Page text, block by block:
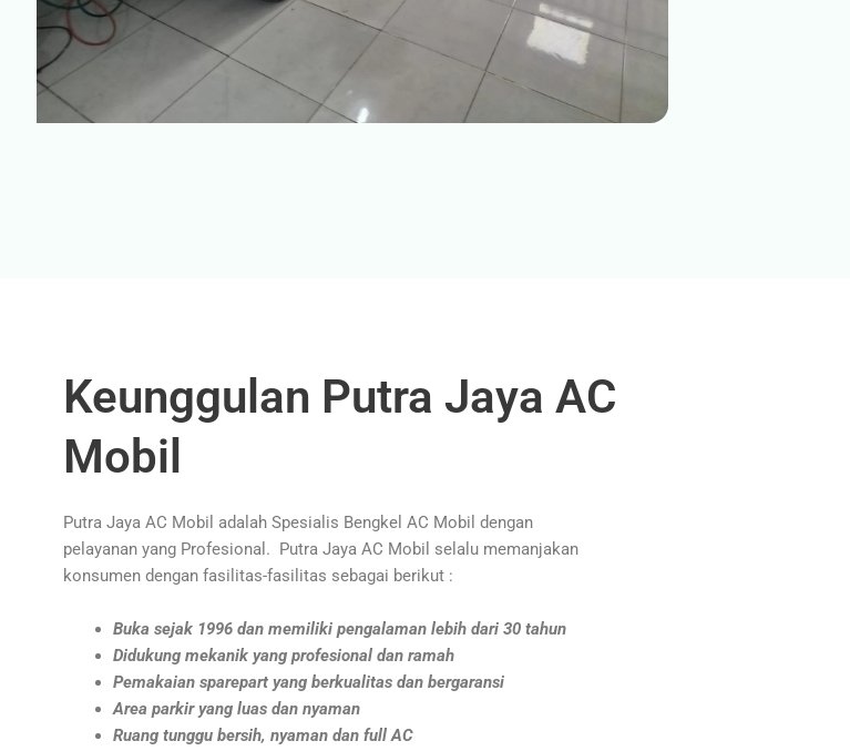
Keunggulan Putra Jaya AC
Mobil
Putra Jaya AC Mobil adalah Spesialis Bengkel AC Mobil dengan
pelayanan yang Profesional. Putra Jaya AC Mobil selalu memanjakan
konsumen dengan fasilitas-fasilitas sebagai berikut :
Buka sejak 1996 dan memiliki pengalaman lebih dari 30 tahun
Didukung mekanik yang profesional dan ramah
Pemakaian sparepart yang berkualitas dan bergaransi
Area parkir yang luas dan nyaman
Ruang tunggu bersih, nyaman dan full AC